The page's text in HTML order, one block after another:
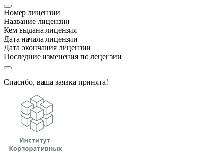
Номер лицензии
Название лицензии
Кем выдана лицензия
Дата начала лицензии
Дата окончания лицензии
Последние изменения по лецензии
Спасибо, ваша заявка принята!